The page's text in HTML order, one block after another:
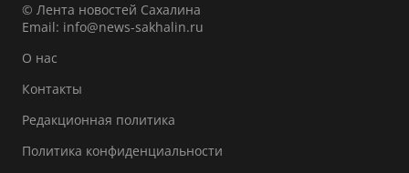
© Лента новостей Сахалина
Email: info@news-sakhalin.ru
О нас
Контакты
Редакционная политика
Политика конфиденциальности